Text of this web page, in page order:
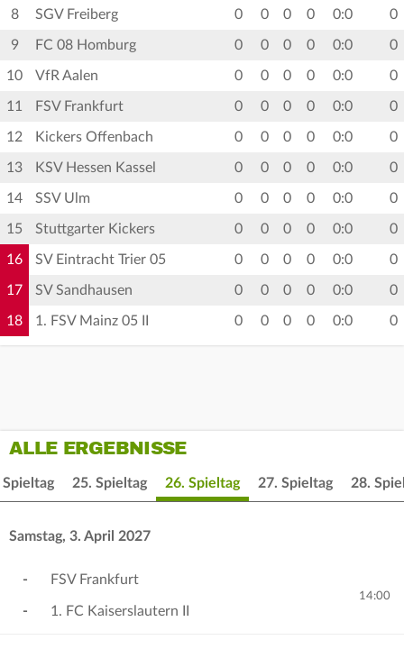
8 SGV Freiberg 0 0 0 0 0:0 0
9 FC 08 Homburg 0 0 0 0 0:0 0
10 VfR Aalen 0 0 0 0 0:0 0
11 FSV Frankfurt 0 0 0 0 0:0 0
12 Kickers Offenbach 0 0 0 0 0:0 0
13 KSV Hessen Kassel 0 0 0 0 0:0 0
14 SSV Ulm 0 0 0 0 0:0 0
15 Stuttgarter Kickers 0 0 0 0 0:0 0
16 SV Eintracht Trier 05 0 0 0 0 0:0 0
17 SV Sandhausen 0 0 0 0 0:0 0
18 1. FSV Mainz 05 II 0 0 0 0 0:0 0
ALLE ERGEBNISSE
Spieltag 25. Spieltag 26. Spieltag 27. Spieltag 28.
Samstag, 3. April 2027
-
-
FSV Frankfurt
1. FC Kaiserslautern II
14:00